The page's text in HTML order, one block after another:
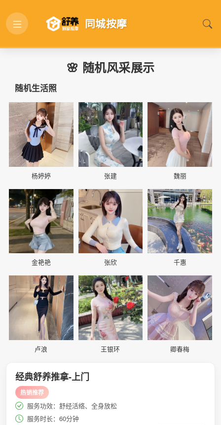
同城按摩
🌸 随机风采展示
随机生活照
📷
杨婷婷
📷
张建
📷
魏丽
📷
金艳艳
📷
张欣
📷
千惠
📷
卢浪
📷
王银环
📷
卿春梅
经典舒养推拿-上门
热销推荐
服务功效：舒经活络、全身放松
服务时长：60分钟